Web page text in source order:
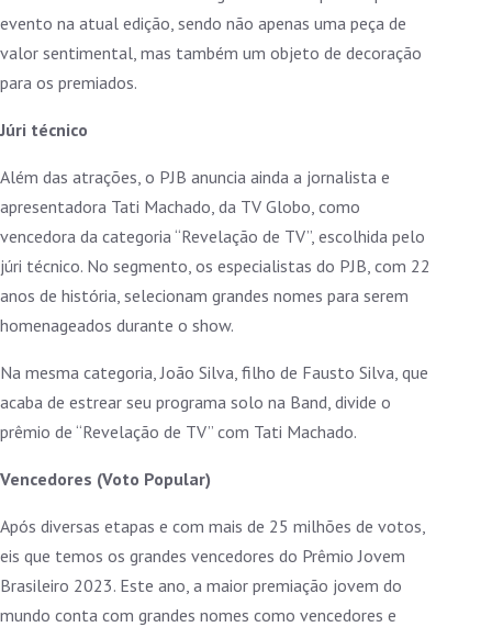
evento na atual edição, sendo não apenas uma peça de
valor sentimental, mas também um objeto de decoração
para os premiados.
Júri técnico
Além das atrações, o PJB anuncia ainda a jornalista e
apresentadora Tati Machado, da TV Globo, como
vencedora da categoria “Revelação de TV”, escolhida pelo
júri técnico. No segmento, os especialistas do PJB, com 22
anos de história, selecionam grandes nomes para serem
homenageados durante o show.
Na mesma categoria, João Silva, filho de Fausto Silva, que
acaba de estrear seu programa solo na Band, divide o
prêmio de “Revelação de TV” com Tati Machado.
Vencedores (Voto Popular)
Após diversas etapas e com mais de 25 milhões de votos,
eis que temos os grandes vencedores do Prêmio Jovem
Brasileiro 2023. Este ano, a maior premiação jovem do
mundo conta com grandes nomes como vencedores e